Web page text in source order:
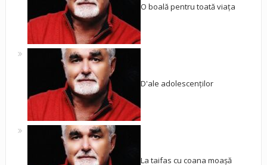
O boală pentru toată viața
D'ale adolescenților
La taifas cu coana moașă